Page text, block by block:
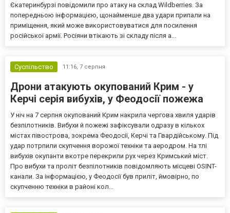
Єкатеринбурзі повідомили про атаку на склад Wildberries. За
попередньою інформацією, щонайменше два удари припали на
приміщення, який може використовуватися для посилення
російської армії. Росіяни втікають зі складу після а...
Суспільство 11:16, 7 серпня
Дрони атакують окупований Крим - у
Керчі серія вибухів, у Феодосії пожежа
У ніч на 7 серпня окупований Крим накрила чергова хвиля ударів
безпілотників. Вибухи й пожежі зафіксували одразу в кількох
містах півострова, зокрема Феодосії, Керчі та Гвардійському. Під
удар потрпили скупчення ворожої техніки та аеродром. На тлі
вибухів окупанти вкотре перекрили рух через Кримський міст.
Про вибухи та проліт безпілотників повідомляють місцеві OSINT-
канали. За інформацією, у Феодосії був приліт, ймовірно, по
скупченню техніки в районі кол...